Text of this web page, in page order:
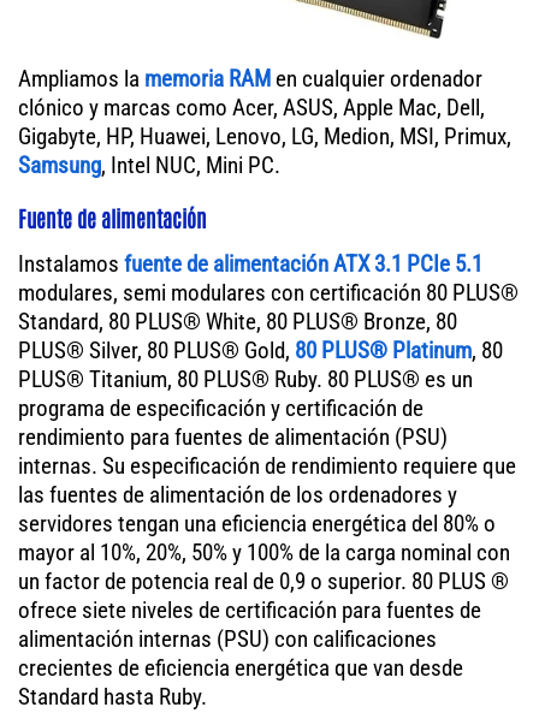
Ampliamos la memoria RAM en cualquier ordenador
clónico y marcas como Acer, ASUS, Apple Mac, Dell,
Gigabyte, HP, Huawei, Lenovo, LG, Medion, MSI, Primux,
Samsung, Intel NUC, Mini PC.
Fuente de alimentación
Instalamos fuente de alimentación ATX 3.1 PCIe 5.1
modulares, semi modulares con certificación 80 PLUS®
Standard, 80 PLUS® White, 80 PLUS® Bronze, 80
PLUS® Silver, 80 PLUS® Gold, 80 PLUS® Platinum, 80
PLUS® Titanium, 80 PLUS® Ruby. 80 PLUS® es un
programa de especificación y certificación de
rendimiento para fuentes de alimentación (PSU)
internas. Su especificación de rendimiento requiere que
las fuentes de alimentación de los ordenadores y
servidores tengan una eficiencia energética del 80% o
mayor al 10%, 20%, 50% y 100% de la carga nominal con
un factor de potencia real de 0,9 o superior. 80 PLUS ®
ofrece siete niveles de certificación para fuentes de
alimentación internas (PSU) con calificaciones
crecientes de eficiencia energética que van desde
Standard hasta Ruby.